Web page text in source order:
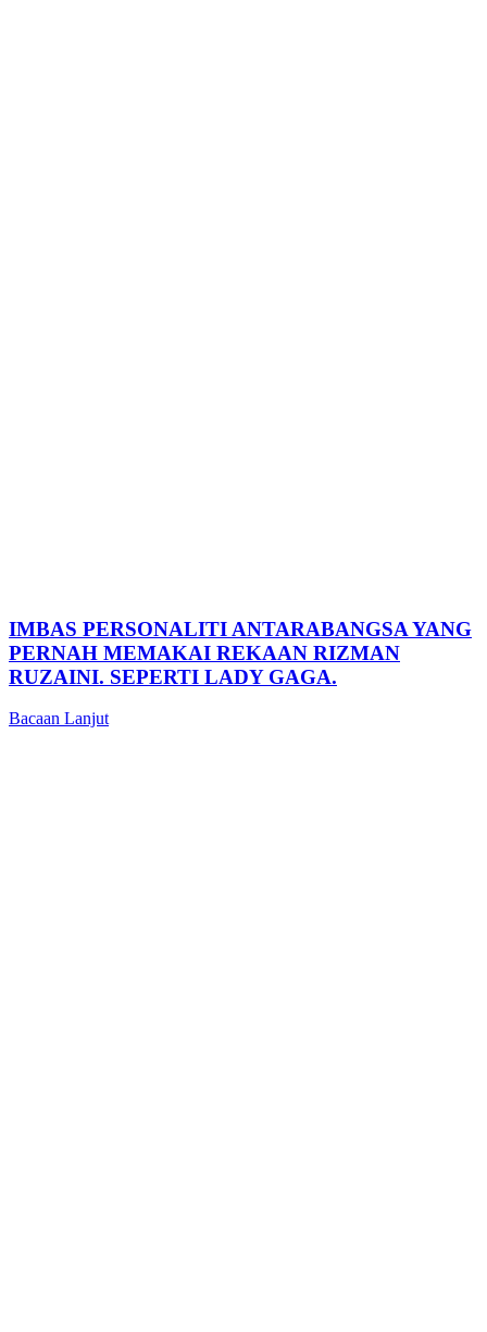
IMBAS PERSONALITI ANTARABANGSA YANG
PERNAH MEMAKAI REKAAN RIZMAN
RUZAINI. SEPERTI LADY GAGA.
Bacaan Lanjut